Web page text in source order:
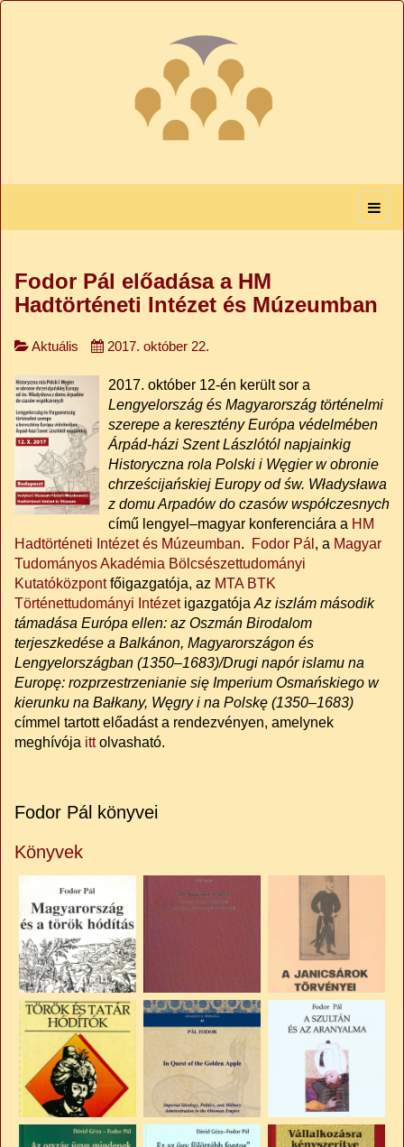
Fodor Pál előadása a HM
Hadtörténeti Intézet és Múzeumban
Aktuális 2017. október 22.
2017. október 12-én került sor a
Lengyelország és Magyarország történelmi
szerepe a keresztény Európa védelmében
Árpád-házi Szent Lászlótól napjainkig
Historyczna rola Polski i Węgier w obronie
chrześcijańskiej Europy od św. Władysława
z domu Arpadów do czasów współczesnych
című lengyel–magyar konferenciára a HM
Hadtörténeti Intézet és Múzeumban. Fodor Pál , a Magyar
Tudományos Akadémia Bölcsészettudományi
Kutatóközpontfőigazgatója, az MTA BTK
Történettudományi Intézetigazgatója Az iszlám második
támadása Európa ellen: az Oszmán Birodalom
terjeszkedése a Balkánon, Magyarországon és
Lengyelországban (1350–1683)/Drugi napór islamu na
Europę: rozprzestrzenianie się Imperium Osmańskiego w
kierunku na Bałkany, Węgry i na Polskę (1350–1683)
címmel tartott előadást a rendezvényen, amelynek
meghívója ittolvasható.
Fodor Pál könyvei
Könyvek